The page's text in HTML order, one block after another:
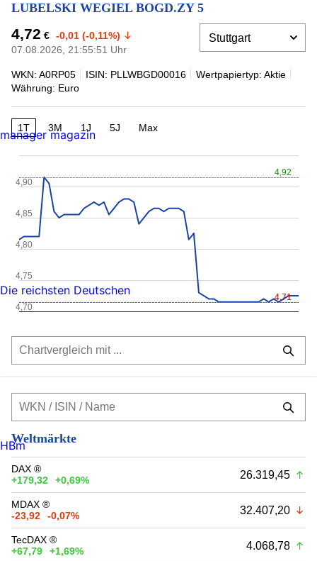
LUBELSKI WEGIEL BOGD.ZY 5
4,72 € -0,01 (-0,11%)
07.08.2026, 21:55:51 Uhr
WKN: A0RP05 ISIN: PLLWBGD00016
Wertpapiertyp: Aktie
Währung: Euro
1T 3M 1J 5J Max
4,92
4,71
4,70
4,80
4,90
4,75
4,85
Weltmärkte
DAX ®
+179,32
+0,69% 26.319,45
MDAX ®
-23,92
-0,07% 32.407,20
TecDAX ®
+67,79
+1,69% 4.068,78
manager magazin
Die reichsten Deutschen
HBm